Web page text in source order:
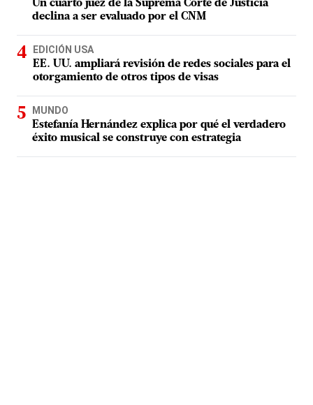
Un cuarto juez de la Suprema Corte de Justicia
declina a ser evaluado por el CNM
EDICIÓN USA
EE. UU. ampliará revisión de redes sociales para el
otorgamiento de otros tipos de visas
MUNDO
Estefanía Hernández explica por qué el verdadero
éxito musical se construye con estrategia